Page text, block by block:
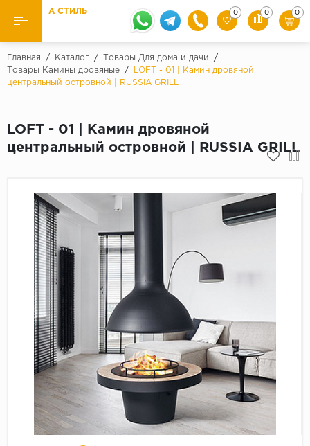
Назад
Ламинат
Pergo
Класс
31 класс
33 класс
Бежевый
Дуб светлый
Коричневый
Австрия
Ковролин и ковровая плитка
Линолеум
Плинтус
Кварцевый ламинат SPC
Подложка под паркет и ламинат
А СТИЛЬ 0 0 0
Главная / Каталог / Товары Для дома и дачи
/
Товары Камины дровяные
/
LOFT - 01 | Камин дровяной
центральный островной | RUSSIA GRILL
LOFT - 01 | Камин дровяной
центральный островной | RUSSIA GRILL